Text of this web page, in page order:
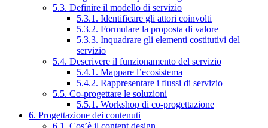
5.3. Definire il modello di servizio
5.3.1. Identificare gli attori coinvolti
5.3.2. Formulare la proposta di valore
5.3.3. Inquadrare gli elementi costitutivi del
servizio
5.4. Descrivere il funzionamento del servizio
5.4.1. Mappare l’ecosistema
5.4.2. Rappresentare i flussi di servizio
5.5. Co-progettare le soluzioni
5.5.1. Workshop di co-progettazione
6. Progettazione dei contenuti
6.1. Cos’è il content design